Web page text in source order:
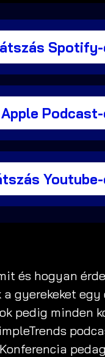
és hogyan
gyerekeket egy
pedig minden